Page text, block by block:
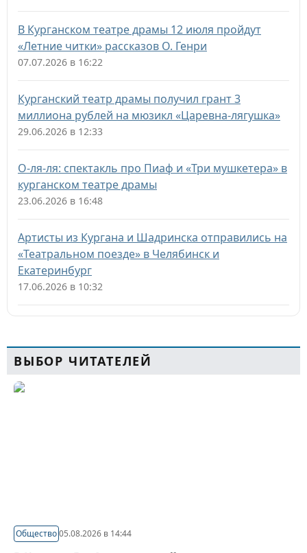
В Курганском театре драмы 12 июля пройдут
«Летние читки» рассказов О. Генри
07.07.2026 в 16:22
Курганский театр драмы получил грант 3
миллиона рублей на мюзикл «Царевна-лягушка»
29.06.2026 в 12:33
О-ля-ля: спектакль про Пиаф и «Три мушкетера» в
курганском театре драмы
23.06.2026 в 16:48
Артисты из Кургана и Шадринска отправились на
«Театральном поезде» в Челябинск и
Екатеринбург
17.06.2026 в 10:32
ВЫБОР ЧИТАТЕЛЕЙ
Общество05.08.2026 в 14:44